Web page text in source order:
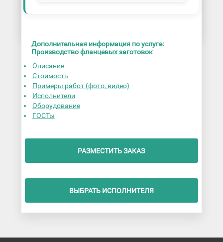
Дополнительная информация по услуге:
Производство фланцевых заготовок
Описание
Стоимость
Примеры работ (фото, видео)
Исполнители
Оборудование
ГОСТы
РАЗМЕСТИТЬ ЗАКАЗ
ВЫБРАТЬ ИСПОЛНИТЕЛЯ